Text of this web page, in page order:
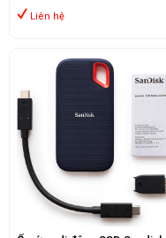
Liên hệ